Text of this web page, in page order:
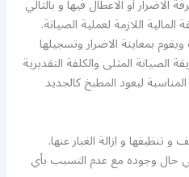
أو الاعطال فيها و بالتالي
اللازمة لعملية الصيانة.
بمعاينة الاضرار وتسجيلها
الصيانة المثلى والكلفة التقديرية
ليعود المطبخ كالجديد
تنظيفها و ازالة الغبار عنها.
حال وجوده مع عدم التسبب بأي